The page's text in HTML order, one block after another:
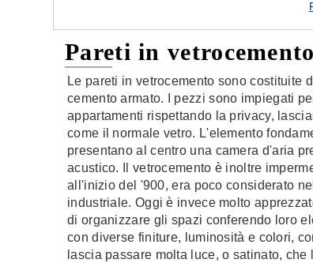
Pareti in vetrocemento
Le pareti in vetrocemento sono costituite
cemento armato. I pezzi sono impiegati
appartamenti rispettando la privacy,
come il normale vetro. L'elemento
presentano al centro una camera d'aria
acustico. Il vetrocemento è inoltre
all'inizio del '900, era poco considerato
industriale. Oggi è invece molto
di organizzare gli spazi conferendo loro
con diverse finiture, luminosità e colori,
lascia passare molta luce, o satinato,